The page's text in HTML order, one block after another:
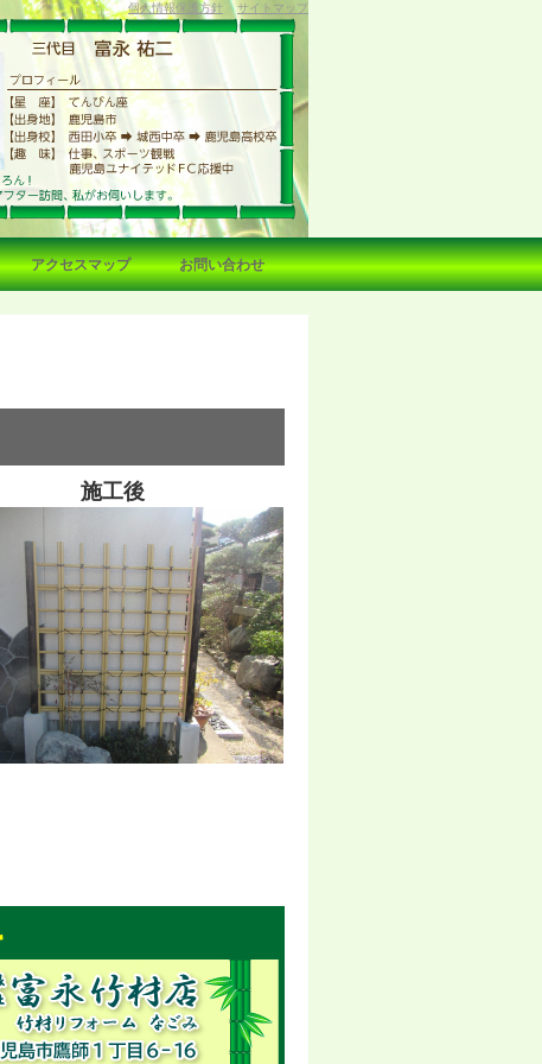
個人情報保護方針 サイトマップ
アクセスマップ お問い合わせ
施工後